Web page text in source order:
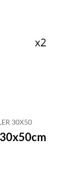
30X50